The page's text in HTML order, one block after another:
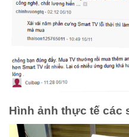
Hình ảnh thực tế các